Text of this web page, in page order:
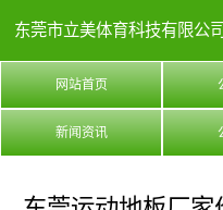
东莞市立美体育科技有限公司
网站首页
新闻资讯